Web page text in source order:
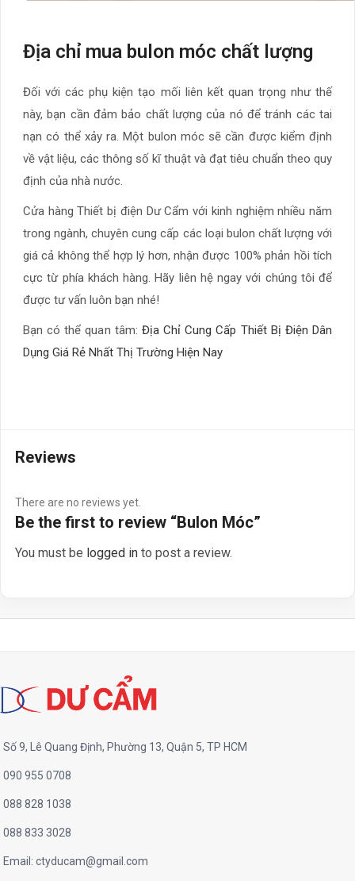
Địa chỉ mua bulon móc chất lượng
Đối với các phụ kiện tạo mối liên kết quan trọng như thế
này, bạn cần đảm bảo chất lượng của nó để tránh các tai
nạn có thể xảy ra. Một bulon móc sẽ cần được kiểm định
về vật liệu, các thông số kĩ thuật và đạt tiêu chuẩn theo quy
định của nhà nước.
Cửa hàng Thiết bị điện Dư Cẩm với kinh nghiệm nhiều năm
trong ngành, chuyên cung cấp các loại bulon chất lượng với
giá cả không thể hợp lý hơn, nhận được 100% phản hồi tích
cực từ phía khách hàng. Hãy liên hệ ngay với chúng tôi để
được tư vấn luôn bạn nhé!
Bạn có thể quan tâm: Địa Chỉ Cung Cấp Thiết Bị Điện Dân
Dụng Giá Rẻ Nhất Thị Trường Hiện Nay
Reviews
There are no reviews yet.
Be the first to review “Bulon Móc”
You must be logged in to post a review.
Số 9, Lê Quang Định, Phường 13, Quận 5, TP HCM
090 955 0708
088 828 1038
088 833 3028
Email: ctyducam@gmail.com